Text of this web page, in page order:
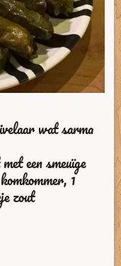
wat sarma
een smeuïge
1
zout